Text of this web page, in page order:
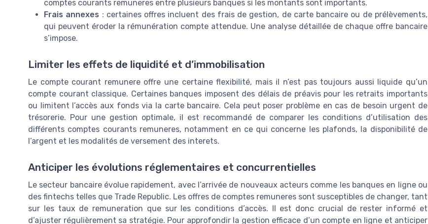
comptes courants remuneres entre plusieurs banques si les montants sont importants.
Frais annexes : certaines offres incluent des frais de gestion, de carte bancaire ou de prélèvements,
qui peuvent éroder la rémunération compte attendue. Une analyse détaillée de chaque offre bancaire
s’impose.
Limiter les effets de liquidité et d’immobilisation
Le compte courant remunere offre une certaine flexibilité, mais il n’est pas toujours aussi liquide qu’un
compte courant classique. Certaines banques imposent des délais de préavis pour les retraits importants
ou limitent l’accès aux fonds via la carte bancaire. Cela peut poser problème en cas de besoin urgent de
trésorerie. Pour une gestion optimale, il est recommandé de comparer les conditions d’utilisation des
différents comptes courants remuneres, notamment en ce qui concerne les plafonds, la disponibilité de
l’argent et les modalités de versement des interets.
Anticiper les évolutions réglementaires et concurrentielles
Le secteur bancaire évolue rapidement, avec l’arrivée de nouveaux acteurs comme les banques en ligne ou
des fintechs telles que Trade Republic. Les offres de comptes remuneres sont susceptibles de changer, tant
sur les taux de remuneration que sur les conditions d’accès. Il est donc crucial de rester informé et
d’ajuster régulièrement sa stratégie. Pour approfondir la gestion efficace d’un compte en ligne et anticiper